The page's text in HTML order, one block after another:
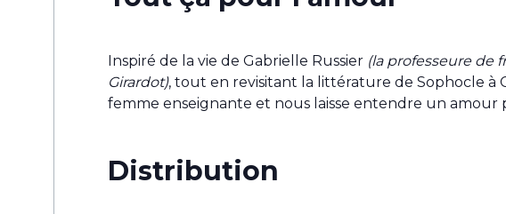
Inspiré de la vie de Gabrielle Russier (la professeure de
Girardot), tout en revisitant la littérature de Sophocle à
femme enseignante et nous laisse entendre un amour
Distribution